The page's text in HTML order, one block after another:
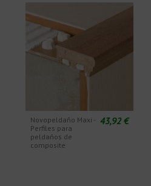
Novopeldaño Maxi -
Perfiles para
peldaños de
composite
43,92 €